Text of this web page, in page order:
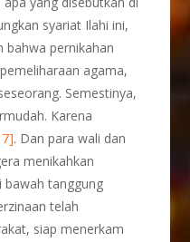
syariat Ilahi ini,
bahwa pernikahan
agama,
Semestinya,
Karena
. Dan para wali dan
menikahkan
bawah tanggung
telah
siap menerkam